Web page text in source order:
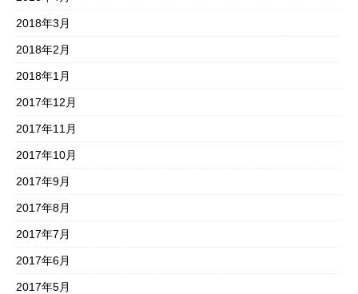
2018年3月
2018年2月
2018年1月
2017年12月
2017年11月
2017年10月
2017年9月
2017年8月
2017年7月
2017年6月
2017年5月